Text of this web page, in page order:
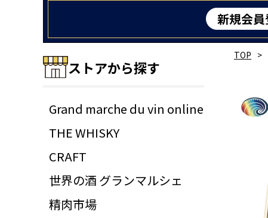
ストアから探す
Grand marche du vin online
THE WHISKY
CRAFT
世界の酒 グランマルシェ
精肉市場
TOP